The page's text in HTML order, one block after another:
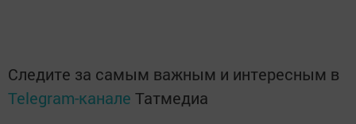
Следите за самым важным и интересным в
Telegram-канале Татмедиа